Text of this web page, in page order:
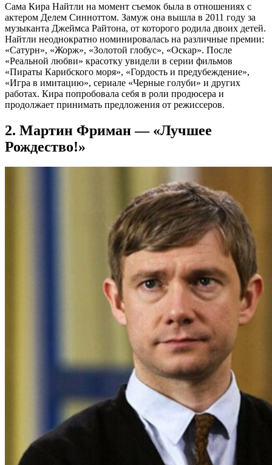
Сама Кира Найтли на момент съемок была в отношениях с
актером Делем Синноттом. Замуж она вышла в 2011 году за
музыканта Джеймса Райтона, от которого родила двоих детей.
Найтли неоднократно номинировалась на различные премии:
«Сатурн», «Жорж», «Золотой глобус», «Оскар». После
«Реальной любви» красотку увидели в серии фильмов
«Пираты Карибского моря», «Гордость и предубеждение»,
«Игра в имитацию», сериале «Черные голуби» и других
работах. Кира попробовала себя в роли продюсера и
продолжает принимать предложения от режиссеров.
2. Мартин Фриман — «Лучшее
Рождество!»